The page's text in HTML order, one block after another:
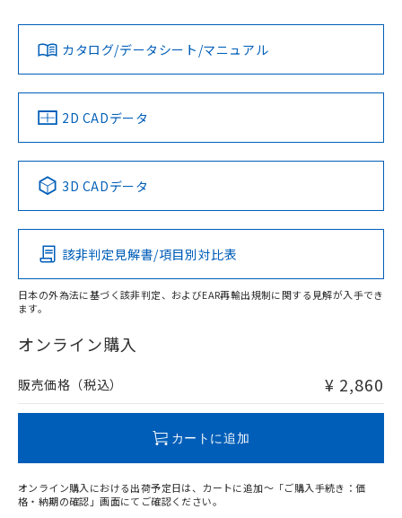
ダウンロードデータをご利用いただく前に、以下を必ずお読
みください。
ソフトウェアの使用条件
対応済み
中国 RoHS 注意事項・凡例
Pb Hg Cd Cr(VI)
O
在庫等で未対応品が混在する可能性があります。
問い合わせください。
カタログ/データシート/マニュアル
2D CADデータ
3D CADデータ
該非判定見解書/項目別対比表
日本の外為法に基づく該非判定、およびEAR再輸出規制に関する見解が入手でき
ます。
オンライン購入
販売価格（税込） ¥ 2,860
カートに追加
オンライン購入における出荷予定日は、カートに追加～「ご購入手続き：価
格・納期の確認」画面にてご確認ください。